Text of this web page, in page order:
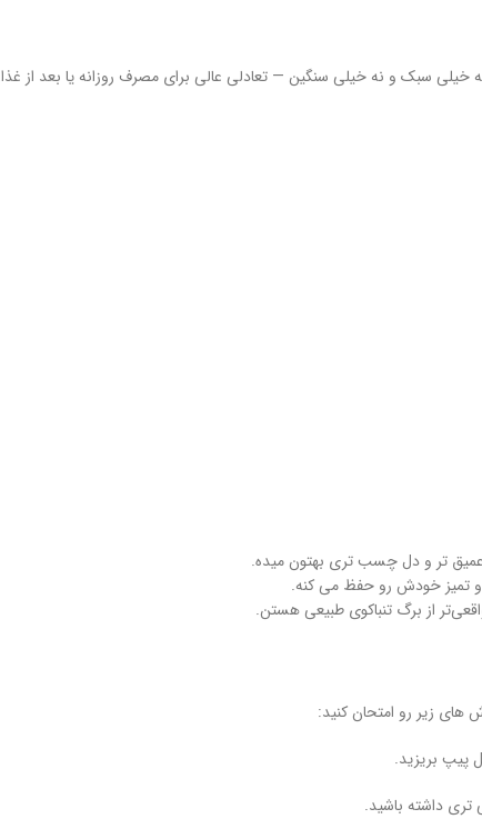
تمیز خودش رو حفظ می‌ کنه.
از برگ تنباکوی طبیعی هستن.
زیر رو امتحان کنید: